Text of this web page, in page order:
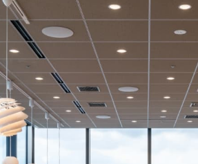
は
ッション事業
JOB
職種紹介